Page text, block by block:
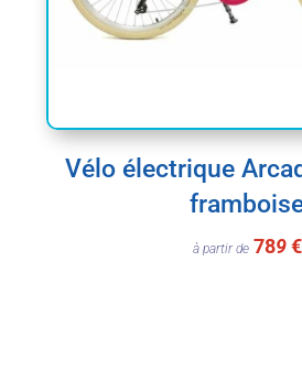
Vélo électrique
à partir de 789€